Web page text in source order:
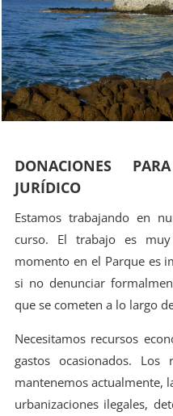
DONACIONES
JURÍDICO
Estamos trabajando en
curso. El trabajo es
momento en el Parque es
si no denunciar
que se cometen a lo largo
Necesitamos recursos
gastos ocasionados.
mantenemos actualmente,
urbanizaciones ilegales,